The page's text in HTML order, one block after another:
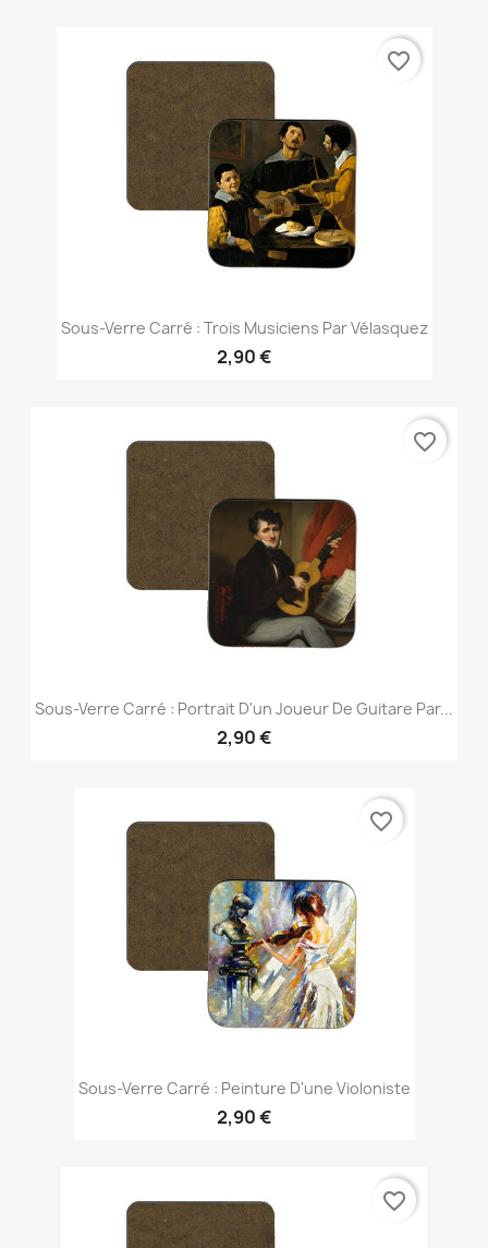
Sous-Verre Carré : Trois Musiciens Par Vélasquez
2,90 €
favorite_border
Sous-Verre Carré : Portrait D'un Joueur De Guitare Par...
2,90 €
favorite_border
Sous-Verre Carré : Peinture D'une Violoniste
2,90 €
favorite_border
favorite_border